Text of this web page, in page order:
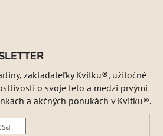
zakladateľky Kvitku®, užitočné
o svoje telo a medzi prvými
a akčných ponukách v Kvitku®.